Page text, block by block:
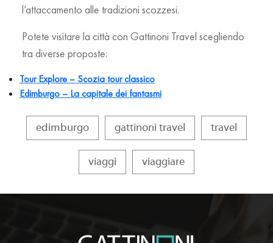
l’attaccamento alle tradizioni scozzesi.
Potete visitare la città con Gattinoni Travel scegliendo
tra diverse proposte:
Tour Explore – Scozia tour classico
Edimburgo – La capitale dei fantasmi
edimburgo gattinoni travel travel
viaggi viaggiare